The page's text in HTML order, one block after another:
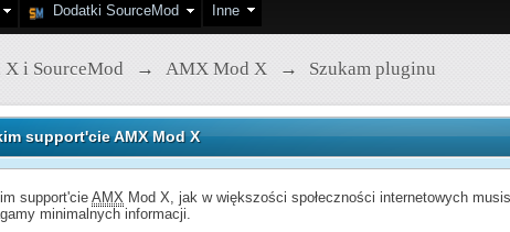
Dodatki SourceMod Inne
i SourceMod → AMX Mod X → Szukam pluginu
support'cie AMX Mod X
support'cieAMX Mod X, jak w większości społeczności internetowych
minimalnych informacji.